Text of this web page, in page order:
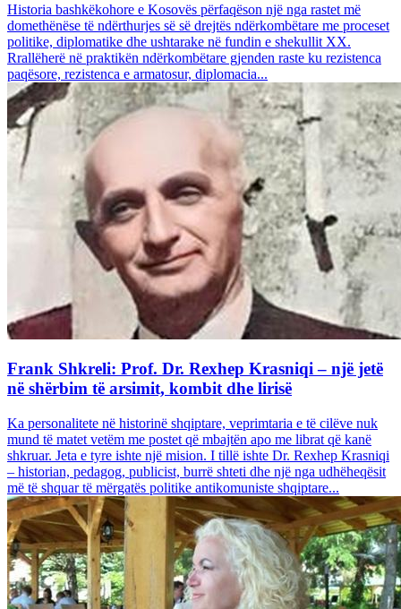
Historia bashkëkohore e Kosovës përfaqëson një nga rastet më
domethënëse të ndërthurjes së së drejtës ndërkombëtare me proceset
politike, diplomatike dhe ushtarake në fundin e shekullit XX.
Rrallëherë në praktikën ndërkombëtare gjenden raste ku rezistenca
paqësore, rezistenca e armatosur, diplomacia...
Frank Shkreli: Prof. Dr. Rexhep Krasniqi – një jetë
në shërbim të arsimit, kombit dhe lirisë
Ka personalitete në historinë shqiptare, veprimtaria e të cilëve nuk
mund të matet vetëm me postet që mbajtën apo me librat që kanë
shkruar. Jeta e tyre ishte një mision. I tillë ishte Dr. Rexhep Krasniqi
– historian, pedagog, publicist, burrë shteti dhe një nga udhëheqësit
më të shquar të mërgatës politike antikomuniste shqiptare...